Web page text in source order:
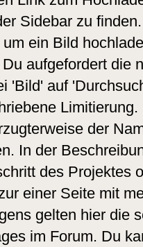
Sidebar zu
ein Bild
aufgefordert die
'Bild' auf
der
In der
des Projektes
einer Seite mit
gelten hier die
im Forum. Du